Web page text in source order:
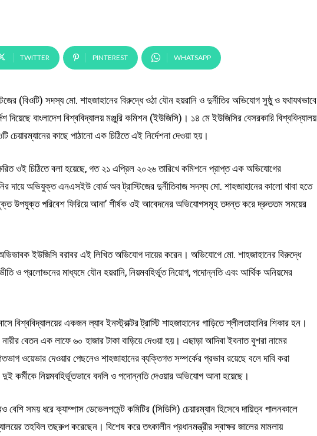
TWITTER PINTEREST WHATSAPP
(বিওটি) সদস্য মো. শাহজাহানের বিরুদ্ধে ওঠা যৌন হয়রানি ও দুর্নীতির অভিযোগ সুষ্ঠু ও যথাযথভাবে
দিয়েছে বাংলাদেশ বিশ্ববিদ্যালয় মঞ্জুরি কমিশন (ইউজিসি)। ১৪ মে ইউজিসির বেসরকারি বিশ্ববিদ্যালয়
চেয়ারম্যানের কাছে পাঠানো এক চিঠিতে এই নির্দেশনা দেওয়া হয়।
ওই চিঠিতে বলা হয়েছে, গত ২১ এপ্রিল ২০২৬ তারিখে কমিশনে প্রাপ্ত এক অভিযোগের
দায়ে অভিযুক্ত এনএসইউ বোর্ড অব ট্রাস্টিজের দুর্নীতিবাজ সদস্য মো. শাহজাহানের কালো থাবা হতে
উপযুক্ত পরিবেশ ফিরিয়ে আনা’ শীর্ষক ওই আবেদনের অভিযোগসমূহ তদন্ত করে দ্রুততম সময়ের
ইউজিসি বরাবর এই লিখিত অভিযোগ দায়ের করেন। অভিযোগে মো. শাহজাহানের বিরুদ্ধে
ও প্রলোভনের মাধ্যমে যৌন হয়রানি, নিয়মবহির্ভূত নিয়োগ, পদোন্নতি এবং আর্থিক অনিয়মের
একজন ল্যাব ইনস্ট্রাক্টর ট্রাস্টি শাহজাহানের গাড়িতে শ্লীলতাহানির শিকার হন।
বেতন এক লাফে ৬০ হাজার টাকা বাড়িয়ে দেওয়া হয়। এছাড়া আদিবা ইবনাত বুশরা নামের
ওয়েভার দেওয়ার পেছনেও শাহজাহানের ব্যক্তিগত সম্পর্কের প্রভাব রয়েছে বলে দাবি করা
কর্মীকে নিয়মবহির্ভূতভাবে বদলি ও পদোন্নতি দেওয়ার অভিযোগ আনা হয়েছে।
সময় ধরে ক্যাম্পাস ডেভেলপমেন্ট কমিটির (সিডিসি) চেয়ারম্যান হিসেবে দায়িত্ব পালনকালে
তহবিল তছরুপ করেছেন। বিশেষ করে তৎকালীন প্রধানমন্ত্রীর স্বাক্ষর জালের মামলায়